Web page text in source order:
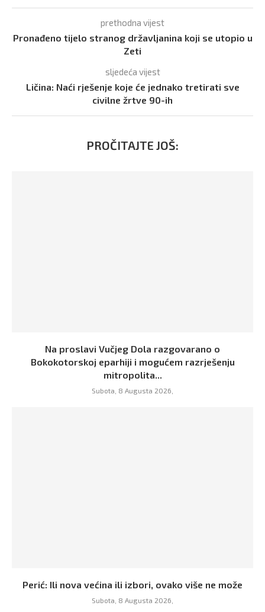
prethodna vijest
Pronađeno tijelo stranog državljanina koji se utopio u
Zeti
sljedeća vijest
Ličina: Naći rješenje koje će jednako tretirati sve
civilne žrtve 90-ih
PROČITAJTE JOŠ:
Na proslavi Vučjeg Dola razgovarano o
Bokokotorskoj eparhiji i mogućem razrješenju
mitropolita...
Subota, 8 Augusta 2026,
Perić: Ili nova većina ili izbori, ovako više ne može
Subota, 8 Augusta 2026,